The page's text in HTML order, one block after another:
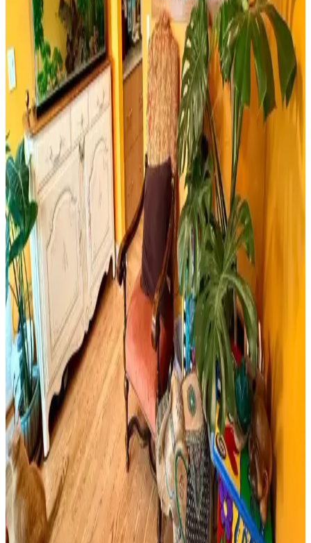
Retro Ahşap Poster Karşılaştırması: Dışarıdan Stres
Getirmek Yasaktır ve Edebiyat Sokağı Setleri
İki farklı retro ahşap poster ürününü karşılaştırıyoruz. Dışarıdan stres
getirmek yasaktır yazılı poster ve edebiyat temalı setler, kalite ve
kullanım açısından detaylı analizlerle ev dekorasyonunuza yeni bir
soluk getiriyor.
Milwaukee Alüminyum Şerit Metre 8mt 25mm
Dayanıklı ve Hassas Profesyonel Ölçüm Aracı
Milwaukee Alüminyum Şerit Metre 8 metre uzunluğu ve 25mm
genişliğiyle, dayanıklı yapısı ve yüksek hassasiyetiyle inşaat ve yapı
sektöründe güvenilir ölçüm sağlar.
Yıpranmış Banyolarda Renk Uyumu ve Mekan
Kullanımı İçin Doğru Boya Seçimi
Yıpranmış banyolarda slate zemin ve vintage detaylarla uyumlu
boya seçimi, sakin tonlar ve vurgu renkleriyle mekanın estetik ve
fonksiyonel dengesini sağlar.
Cadence Mermer Efekti Gümüş: Dekorasyonda Yeni
Trend ve Bilgi Eksikliği
Cadence mermer efekti gümüş ifadesi dekorasyonda yeni bir trend
olarak öne çıkıyor ancak mevcut arama sonuçlarında somut bilgi
bulunmuyor. Mermer ve gümüş tonları dekorasyonda şıklık sağlar.
Viscotex Hard Serenity ve Lif Kılıflı Hava Kanallı
Visco Yastık Karşılaştırması
İki visco yastık modeli, boyut, sertlik ve kullanıcı geri bildirimleriyle
detaylı karşılaştırıldı. Hard Serenity yüksek sertlik ve boyun desteği
sağlarken, Lif Kılıflı yumuşaklık ve konfor sunuyor.
Boho Maksimalist Oturma Odası Tasarımında
Bitkiler ve Renklerin Rolü